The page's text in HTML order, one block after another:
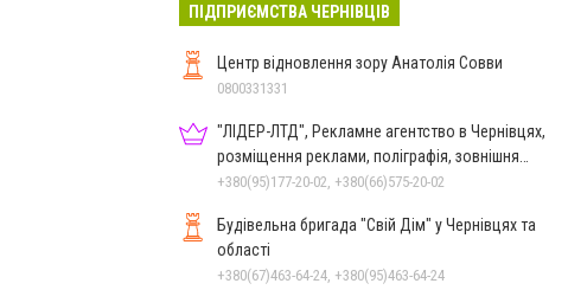
ПІДПРИЄМСТВА ЧЕРНІВЦІВ
Центр відновлення зору Анатолія Совви
0800331331
"ЛІДЕР-ЛТД", Рекламне агентство в Чернівцях,
розміщення реклами, поліграфія, зовнішня
реклама
+380(95)177-20-02, +380(66)575-20-02
Будівельна бригада "Свій Дім" у Чернівцях та
області
+380(67)463-64-24, +380(95)463-64-24